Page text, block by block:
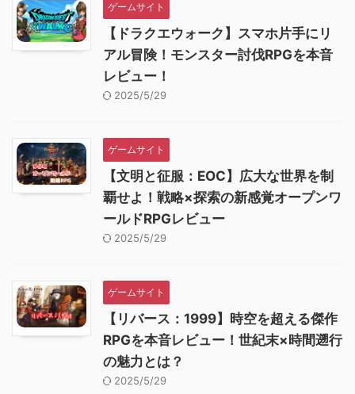
ゲームサイト
【ドラクエウォーク】スマホ片手にリ
アル冒険！モンスター討伐RPGを本音
レビュー！
2025/5/29
ゲームサイト
【文明と征服：EOC】広大な世界を制
覇せよ！戦略×探索の新感覚オープンワ
ールドRPGレビュー
2025/5/29
ゲームサイト
【リバース：1999】時空を超える傑作
RPGを本音レビュー！世紀末×時間遡行
の魅力とは？
2025/5/29